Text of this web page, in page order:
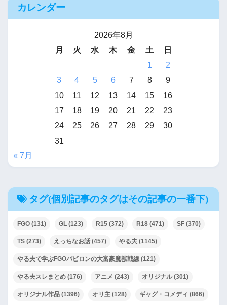
カレンダー
2026年8月
月
火 水 木 金 土
日
1
2
3
4 5 6 7 8
9
10
11 12 13 14 15
16
17
18 19 20 21 22
23
24
25 26 27 28 29
30
31
« 7月
タグ(個別記事のタグはその記事の一番下)
FGO (131) GL (123) R15 (372) R18 (471) SF (370)
TS (273) えっちなお話 (457) やる夫 (1145)
やる夫で学ぶFGOバビロンの大富豪魔獣戦線 (121)
やる夫スレまとめ (176) アニメ (243) オリジナル(301)
オリジナル作品 (1396) オリ主 (128) ギャグ・コメディ (866)